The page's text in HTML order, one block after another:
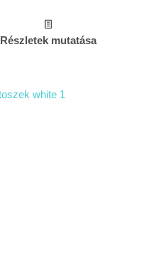
Részletek mutatása